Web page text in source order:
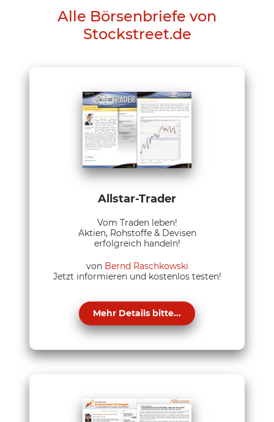
Alle Börsenbriefe von
Stockstreet.de
Allstar-Trader
Vom Traden leben!
Aktien, Rohstoffe & Devisen
erfolgreich handeln!
von Bernd Raschkowski
Jetzt informieren und kostenlos testen!
Mehr Details bitte...